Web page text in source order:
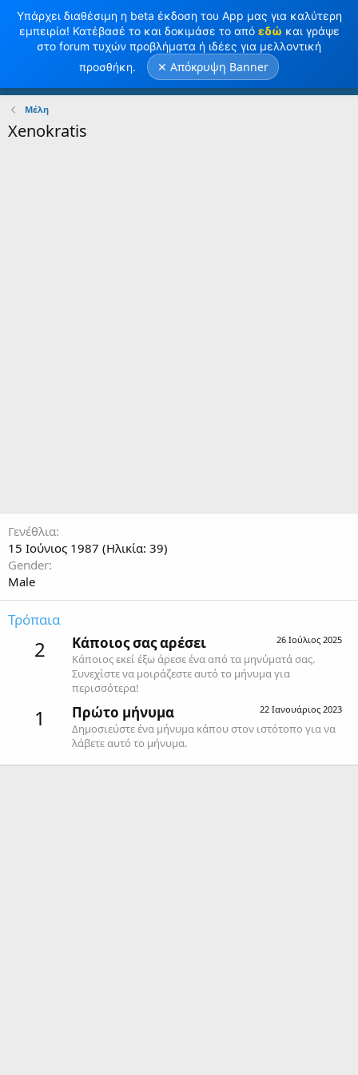
Υπάρχει διαθέσιμη η beta έκδοση του App μας για καλύτερη
εμπειρία! Κατέβασέ το και δοκιμάσε το από εδώ και γράψε
στο forum τυχών προβλήματα ή ιδέες για μελλοντική
προσθήκη.
✕ Απόκρυψη Banner
Σύνδεση
Μέλη
Xenokratis
Γενέθλια
15 Ιούνιος 1987 (Ηλικία: 39)
Gender
Male
Τρόπαια
2 26 Ιούλιος 2025
Κάποιος σας αρέσει
Κάποιος εκεί έξω άρεσε ένα από τα μηνύματά σας.
Συνεχίστε να μοιράζεστε αυτό το μήνυμα για
περισσότερα!
1 22 Ιανουάριος 2023
Πρώτο μήνυμα
Δημοσιεύστε ένα μήνυμα κάπου στον ιστότοπο για να
λάβετε αυτό το μήνυμα.